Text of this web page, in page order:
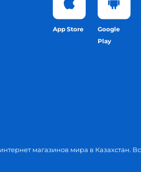
App Store
Google
Play
магазинов мира в Казахстан.